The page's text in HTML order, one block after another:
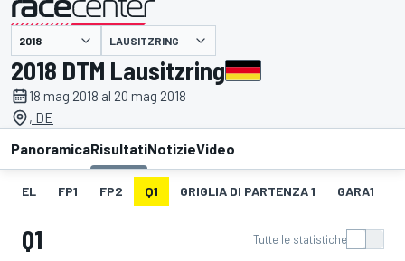
presentato da LAUSITZRING
2018 DTM Lausitzring
18 mag 2018 al 20 mag 2018
, DE
PanoramicaRisultatiNotizieVideo
EL FP1 FP2 Q1 GRIGLIA DI PARTENZA 1 GARA1
Q1 Tutte le statistiche